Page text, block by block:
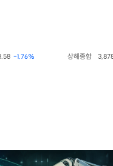
-1.76% 상해종합 3,878.92